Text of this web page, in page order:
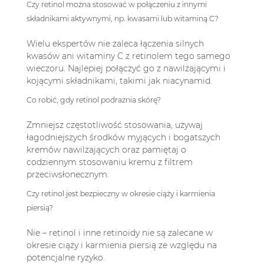
Czy retinol można stosować w połączeniu z innymi
składnikami aktywnymi, np. kwasami lub witaminą C?
Wielu ekspertów nie zaleca łączenia silnych
kwasów ani witaminy C z retinolem tego samego
wieczoru. Najlepiej połączyć go z nawilżającymi i
kojącymi składnikami, takimi jak niacynamid.
Co robić, gdy retinol podrażnia skórę?
Zmniejsz częstotliwość stosowania, używaj
łagodniejszych środków myjących i bogatszych
kremów nawilżających oraz pamiętaj o
codziennym stosowaniu kremu z filtrem
przeciwsłonecznym.
Czy retinol jest bezpieczny w okresie ciąży i karmienia
piersią?
Nie – retinol i inne retinoidy nie są zalecane w
okresie ciąży i karmienia piersią ze względu na
potencjalne ryzyko.